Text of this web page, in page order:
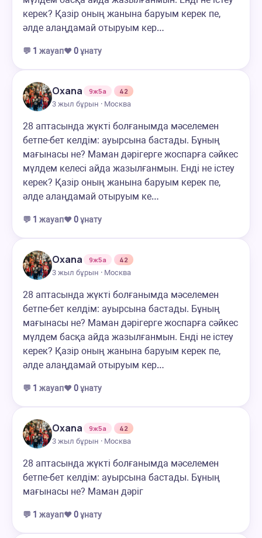
керек? Қазір оның жанына баруым керек пе,
әлде алаңдамай отыруым кер…
💬 1 жауап❤️ 0ұнату
Oxana 9ж5а
42
3 жыл бұрын · Москва
28 аптасында жүкті болғанымда мәселемен
бетпе-бет келдім: ауырсына бастады. Бұның
мағынасы не? Маман дәрігерге жоспарға сәйкес
мүлдем келесі айда жазылғанмын. Енді не істеу
керек? Қазір оның жанына баруым керек пе,
әлде алаңдамай отыруым ке…
💬 1 жауап❤️ 0ұнату
Oxana 9ж5а
42
3 жыл бұрын · Москва
28 аптасында жүкті болғанымда мәселемен
бетпе-бет келдім: ауырсына бастады. Бұның
мағынасы не? Маман дәрігерге жоспарға сәйкес
мүлдем басқа айда жазылғанмын. Енді не істеу
керек? Қазір оның жанына баруым керек пе,
әлде алаңдамай отыруым кер…
💬 1 жауап❤️ 0ұнату
Oxana 9ж5а
42
3 жыл бұрын · Москва
28 аптасында жүкті болғанымда мәселемен
бетпе-бет келдім: ауырсына бастады. Бұның
мағынасы не? Маман дәріг
💬 1 жауап❤️ 0ұнату